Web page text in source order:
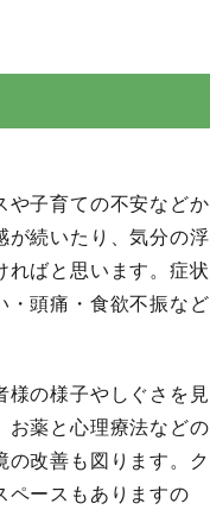
や子育ての不安などか
が続いたり、気分の浮
ればと思います。症状
・頭痛・食欲不振など
様の様子やしぐさを見
お薬と心理療法などの
の改善も図ります。ク
ペースもありますの